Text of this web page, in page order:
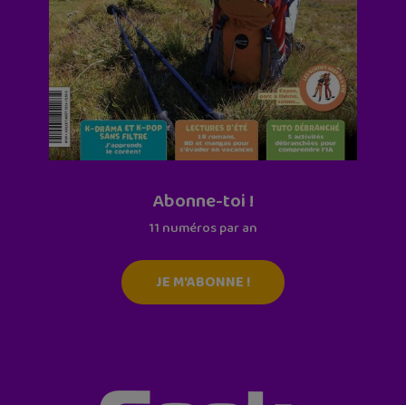
Abonne-toi !
11 numéros par an
JE M'ABONNE !